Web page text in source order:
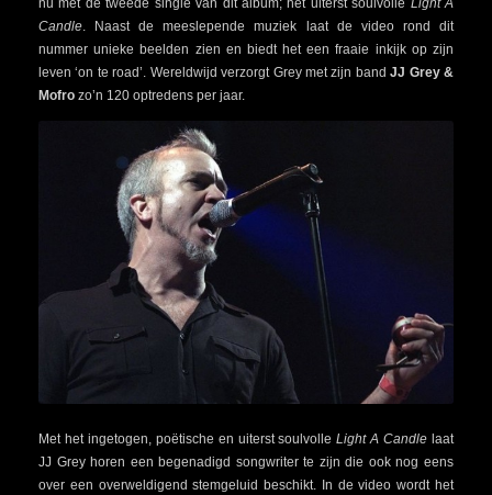
Candle . Naast de meeslepende muziek laat de video rond dit
nummer unieke beelden zien en biedt het een fraaie inkijk op zijn
leven ‘on te road’. Wereldwijd verzorgt Grey met zijn bandJJ Grey &
Mofro zo’n 120 optredens per jaar.
Met het ingetogen, poëtische en uiterst soulvolleLight A Candle laat
JJ Grey horen een begenadigd songwriter te zijn die ook nog eens
over een overweldigend stemgeluid beschikt. In de video wordt het